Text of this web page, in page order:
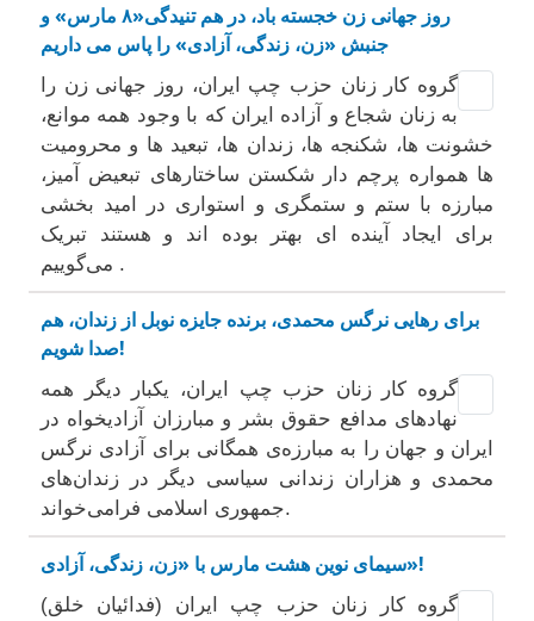
روز جهانی زن خجسته باد، در هم تنیدگی«۸ مارس» و
جنبش «زن، زندگی، آزادی» را پاس می داریم
گروه کار زنان حزب چپ ایران، روز جهانی زن را
به زنان شجاع و آزاده ایران که با وجود همه موانع،
خشونت ها، شکنجه ها، زندان ها، تبعید ها و محرومیت
ها همواره پرچم دار شکستن ساختارهای تبعیض آمیز،
مبارزه با ستم و ستمگری و استواری در امید بخشی
برای ایجاد آینده ای بهتر بوده اند و هستند تبریک
می‌گوییم .
برای رهایی نرگس محمدی، برنده جایزه نوبل از زندان، هم
صدا شویم!
گروه کار زنان حزب چپ ایران، یکبار دیگر همه
نهادهای مدافع حقوق بشر و مبارزان آزادیخواه در
ایران و جهان را به مبارزه‌ی همگانی برای آزادی نرگس
محمدی و هزاران زندانی سیاسی دیگر در زندان‌های
جمهوری اسلامی فرامی‌خواند.
سیمای نوین هشت مارس با «زن، زندگی، آزادی»!
گروه کار زنان حزب چپ ایران (فدائیان خلق)